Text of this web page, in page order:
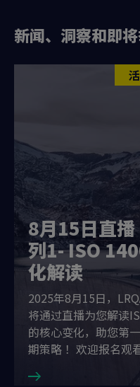
新闻、洞察和即
8月15日直
列1- ISO
化解读
2025年8月15日，
将通过直播为您解读
的核心变化，助您第
期策略 ！欢迎报名观